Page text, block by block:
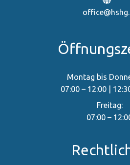
Montag bis
07:00 – 12:00 |
Freitag:
07:00 –